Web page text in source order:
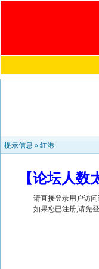
提示信息 » 红港
【论坛人
请直接登录用户访
如果您已注册,请先